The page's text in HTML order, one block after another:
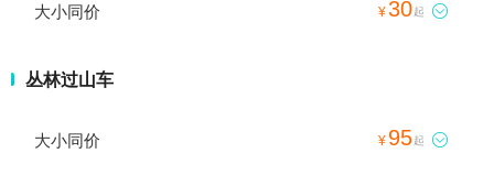
大小同价 ¥30起 
丛林过山车
大小同价 ¥ 95起 